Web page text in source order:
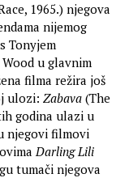
1965.) njegova
nijemog
Tonyjem
u glavnim
filma režira još
ulozi:Zabava (The
godina ulazi u
njegovi filmovi
Darling Lili
tumači njegova